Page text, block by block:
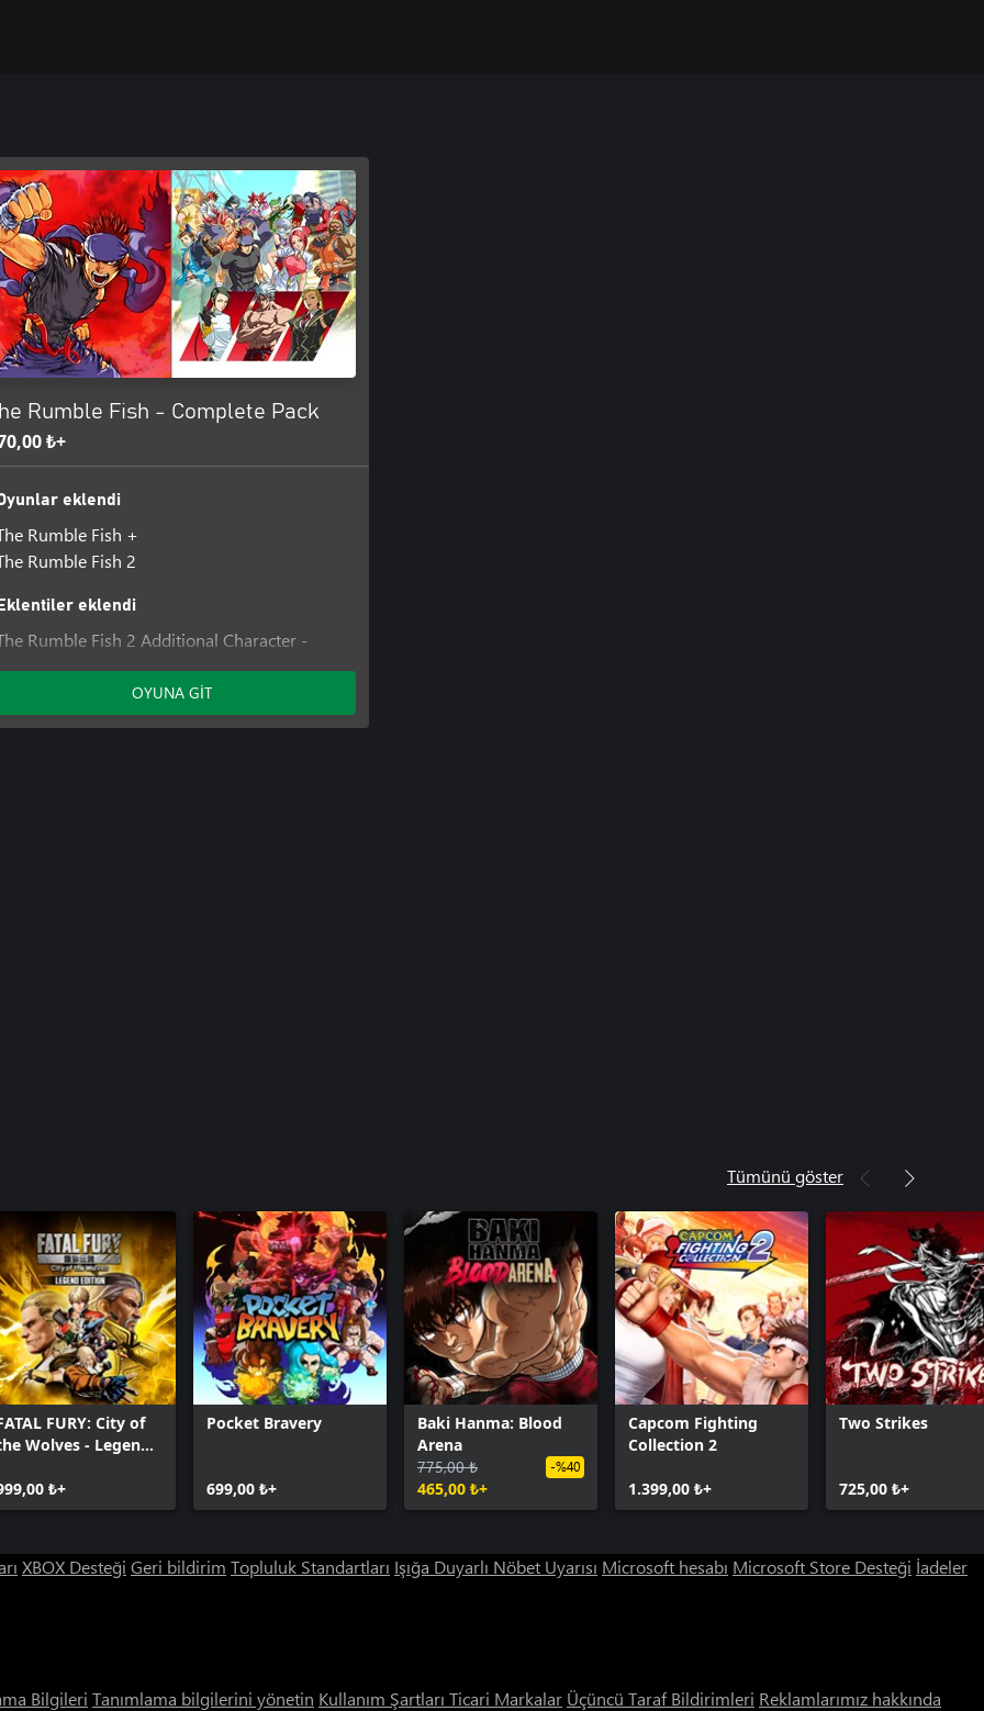
the eastern area of a nation.
life.
commonly known as Probe,
cutting-edge technology was
shame along with the world's
birth of a symbol for the new
an area known as the slums...
Rumble Fish - Complete Pack
₺+
eklendi
Rumble Fish +
Rumble Fish 2
Eklentiler eklendi
Rumble Fish 2 Additional Character -
The Rumble Fish 2 Additional Character -
OYUNA GİT
Tümünü göster
FURY: City of
Wolves - Legend
₺+
Pocket Bravery
699,00 ₺+
Baki Hanma: Blood
Arena
775,00 ₺
465,00 ₺+
-%40
Capcom Fighting
Collection 2
1.399,00 ₺+
Two Strikes
725,00 ₺+
XBOX Desteği Geri bildirim Topluluk Standartları Işığa Duyarlı Nöbet Uyarısı Microsoft hesabı Microsoft Store Desteği İadeler
Bilgileri Tanımlama bilgilerini yönetin Kullanım Şartları Ticari Markalar Üçüncü Taraf Bildirimleri Reklamlarımız hakkında